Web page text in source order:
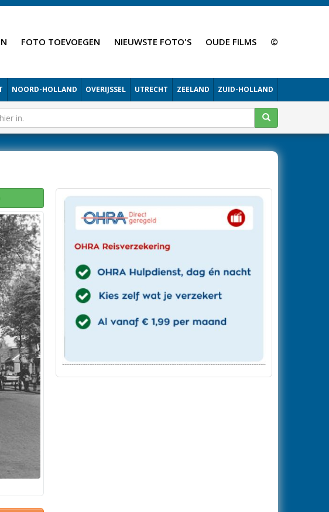
FOTO TOEVOEGEN NIEUWSTE FOTO'S OUDE FILMS ©
NOORD-HOLLAND OVERIJSSEL UTRECHT ZEELAND ZUID-HOLLAND